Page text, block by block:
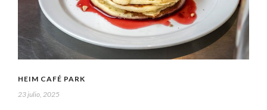
HEIM CAFÉ PARK
23 julio, 2025